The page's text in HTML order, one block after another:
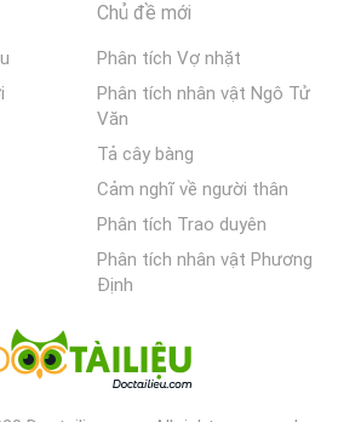
Chủ đề mới
Phân tích Vợ nhặt
Phân tích nhân vật Ngô Tử
Văn
Tả cây bàng
Cảm nghĩ về người thân
Phân tích Trao duyên
Phân tích nhân vật Phương
Định